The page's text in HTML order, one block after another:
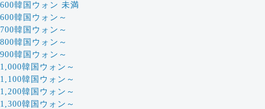
600韓国ウォン 未満
600韓国ウォン～
700韓国ウォン～
800韓国ウォン～
900韓国ウォン～
1,000韓国ウォン～
1,100韓国ウォン～
1,200韓国ウォン～
1,300韓国ウォン～